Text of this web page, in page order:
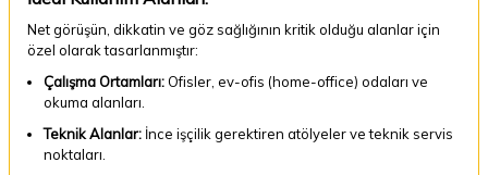
Net görüşün, dikkatin ve göz sağlığının kritik olduğu alanlar için
özel olarak tasarlanmıştır:
Çalışma Ortamları: Ofisler, ev-ofis (home-office) odaları ve
okuma alanları.
Teknik Alanlar: İnce işçilik gerektiren atölyeler ve teknik servis
noktaları.